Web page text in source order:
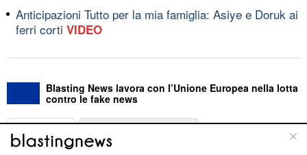
Anticipazioni Tutto per la mia famiglia: Asiye e Doruk ai
ferri corti VIDEO
Blasting News lavora con l’Unione Europea nella lotta
contro le fake news
ABOUT